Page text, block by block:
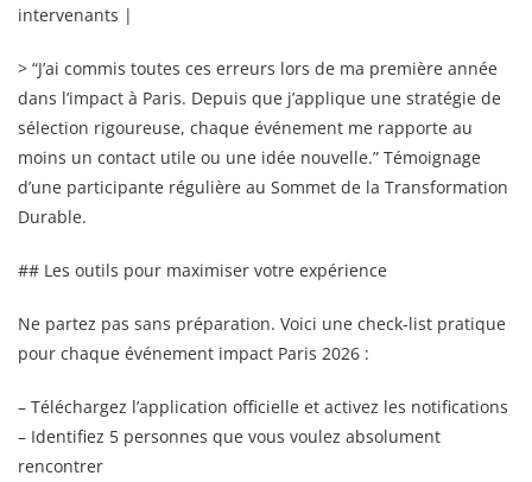
intervenants |
> “J’ai commis toutes ces erreurs lors de ma première année
dans l’impact à Paris. Depuis que j’applique une stratégie de
sélection rigoureuse, chaque événement me rapporte au
moins un contact utile ou une idée nouvelle.” Témoignage
d’une participante régulière au Sommet de la Transformation
Durable.
## Les outils pour maximiser votre expérience
Ne partez pas sans préparation. Voici une check-list pratique
pour chaque événement impact Paris 2026 :
– Téléchargez l’application officielle et activez les notifications
– Identifiez 5 personnes que vous voulez absolument
rencontrer